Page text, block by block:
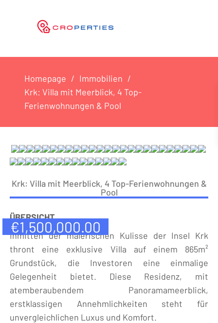
Homepage
Immobilien
Krk: Villa mit Meerblick, 4 Top-
Ferienwohnungen & Pool
€1,500,000.00
Krk: Villa mit Meerblick, 4 Top-Ferienwohnungen &
Pool
ÜBERSICHT
Inmitten der malerischen Kulisse der Insel Krk
thront eine exklusive Villa auf einem 865m²
Grundstück, die Investoren eine einmalige
Gelegenheit bietet. Diese Residenz, mit
atemberaubendem Panoramameerblick,
erstklassigen Annehmlichkeiten steht für
unvergleichlichen Luxus und Komfort.